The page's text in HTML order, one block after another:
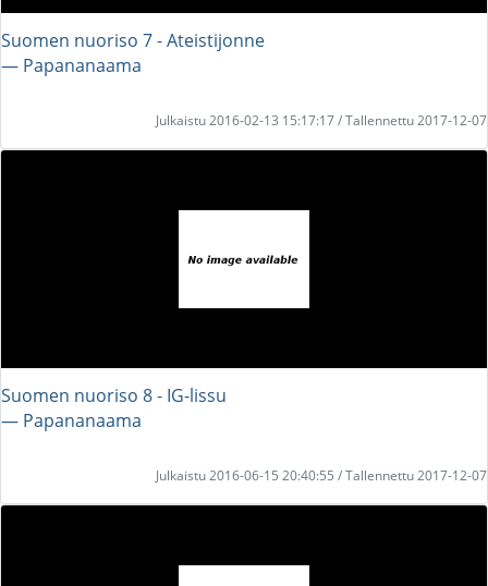
Suomen nuoriso 7 - Ateistijonne
― Papananaama
Julkaistu 2016-02-13 15:17:17 / Tallennettu 2017-12-07
Suomen nuoriso 8 - IG-lissu
― Papananaama
Julkaistu 2016-06-15 20:40:55 / Tallennettu 2017-12-07